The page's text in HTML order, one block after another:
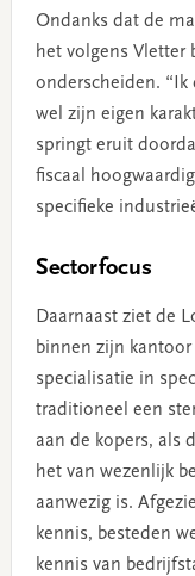
Ondanks dat de
het volgens Vletter
onderscheiden. “Ik
wel zijn eigen
springt eruit
fiscaal
specifieke
Sectorfocus
Daarnaast ziet de
binnen zijn kantoor
specialisatie in
traditioneel een
aan de kopers, als
het van wezenlijk
aanwezig is.
kennis, besteden
kennis van